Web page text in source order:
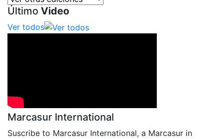
Último Video
Ver todos
Marcasur International
Suscribe to Marcasur International, a Marcasur in